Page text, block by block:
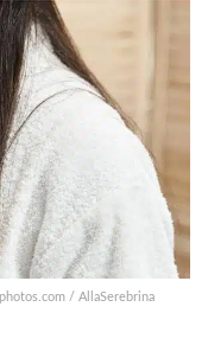
/ AllaSerebrina